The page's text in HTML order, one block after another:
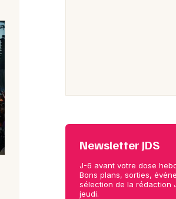
Newsletter JDS
J-6 avant votre dose
Bons plans, sorties,
sélection de la rédaction
jeudi.